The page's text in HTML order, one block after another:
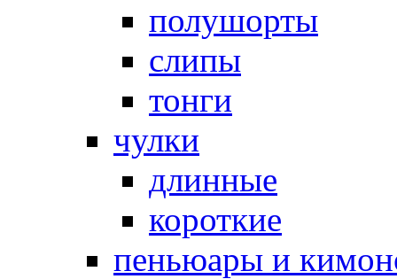
полушорты
слипы
тонги
чулки
длинные
короткие
пеньюары и